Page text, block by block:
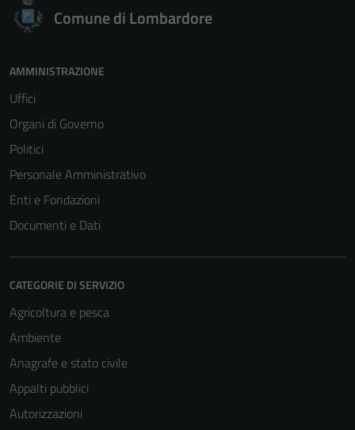
Comune di Lombardore
AMMINISTRAZIONE
Uffici
Organi di Governo
Politici
Personale Amministrativo
Enti e Fondazioni
Documenti e Dati
CATEGORIE DI SERVIZIO
Agricoltura e pesca
Ambiente
Anagrafe e stato civile
Appalti pubblici
Autorizzazioni